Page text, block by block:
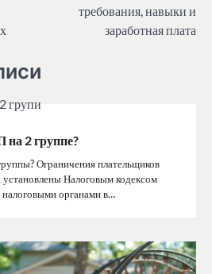
требования, навыки и
заработная плата
2 группе?
Ограничения плательщиков
Налоговым кодексом
органами в…